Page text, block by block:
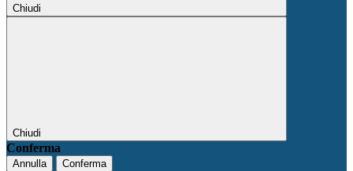
Chiudi
Chiudi
Conferma
Annulla Conferma